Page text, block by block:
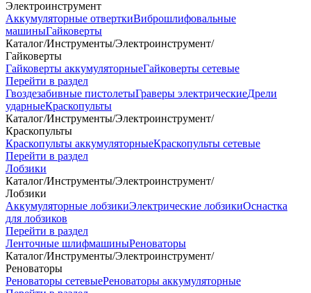
Электроинструмент
Аккумуляторные отверткиВиброшлифовальные
машиныГайковерты
Каталог/Инструменты/Электроинструмент/
Гайковерты
Гайковерты аккумуляторныеГайковерты сетевые
Перейти в раздел
Гвоздезабивные пистолетыГраверы электрическиеДрели
ударныеКраскопульты
Каталог/Инструменты/Электроинструмент/
Краскопульты
Краскопульты аккумуляторныеКраскопульты сетевые
Перейти в раздел
Лобзики
Каталог/Инструменты/Электроинструмент/
Лобзики
Аккумуляторные лобзикиЭлектрические лобзикиОснастка
для лобзиков
Перейти в раздел
Ленточные шлифмашиныРеноваторы
Каталог/Инструменты/Электроинструмент/
Реноваторы
Реноваторы сетевыеРеноваторы аккумуляторные